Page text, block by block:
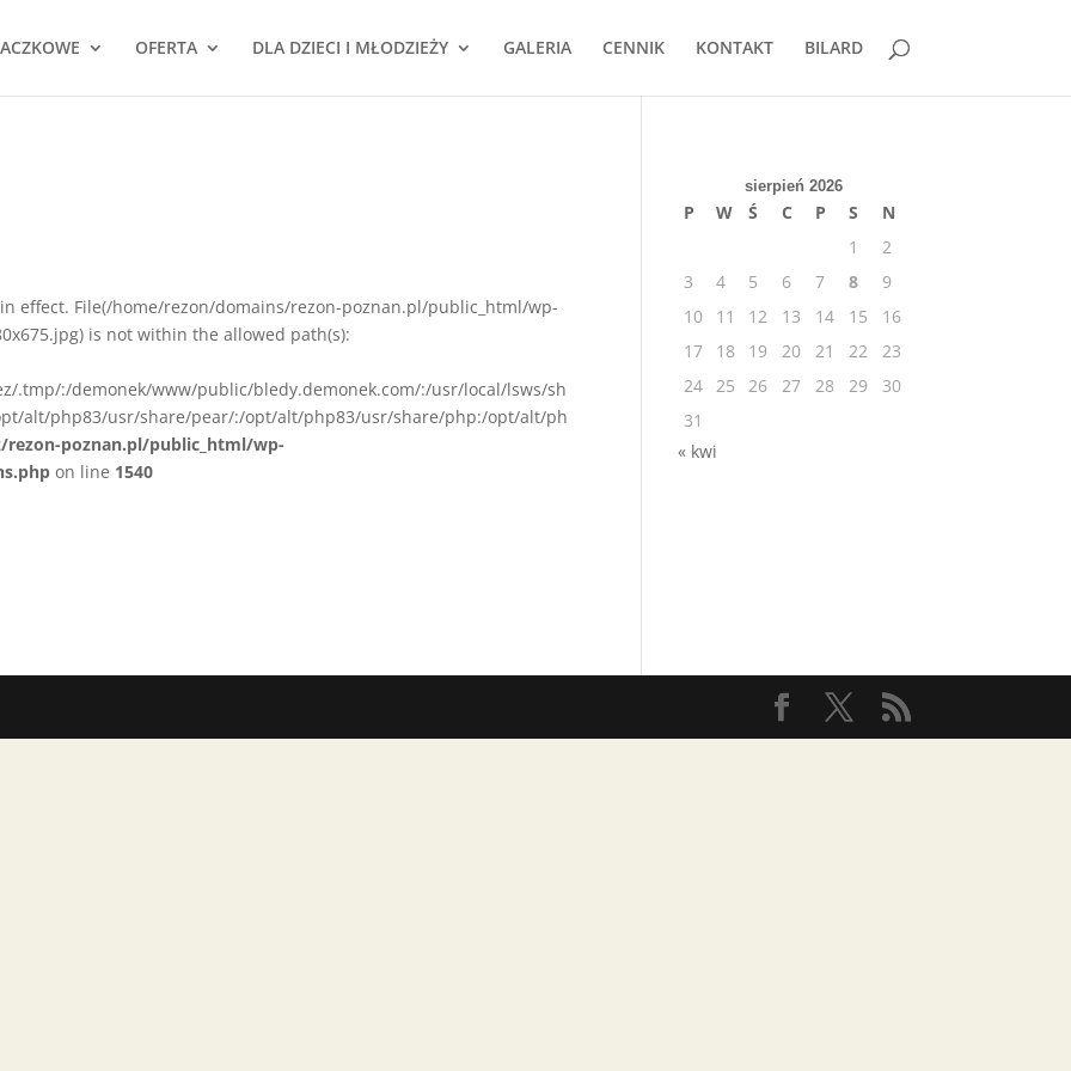
OFERTA DLA DZIECI I MŁODZIEŻY GALERIA CENNIK KONTAKT BILARD
effect. File(/home/rezon/domains/rezon-poznan.pl/public_html/wp-
is not within the allowed path(s):
.tmp/:/demonek/www/public/bledy.demonek.com/:/usr/local/lsws/sh
alt/php83/usr/share/pear/:/opt/alt/php83/usr/share/php:/opt/alt/ph
poznan.pl/public_html/wp-
on line 1540
sierpień 2026
P W Ś C P S
N
1
2
3
4 5 6 7 8
9
10
11 12 13 14 15
16
17
18 19 20 21 22
23
24 25 26 27 28 29
30
31
« kwi